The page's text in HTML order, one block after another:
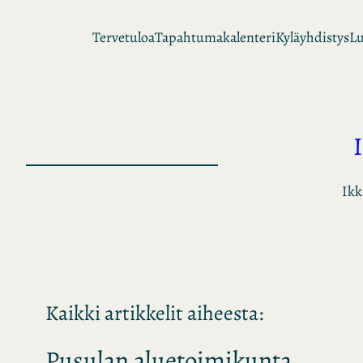
TervetuloaTapahtumakalenteriKyläyhdistys
Kaikki artikkelit aiheesta: